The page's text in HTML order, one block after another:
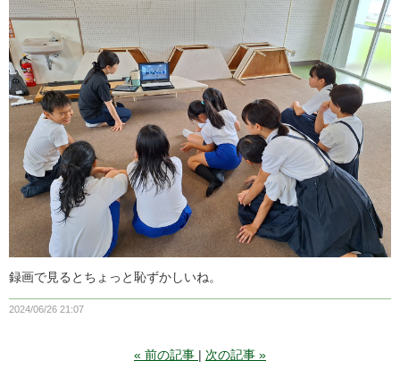
録画で見るとちょっと恥ずかしいね。
2024/06/26 21:07
« 前の記事 次の記事 »